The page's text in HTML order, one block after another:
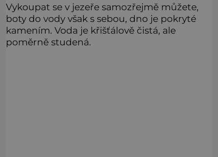
Vykoupat se v jezeře samozřejmě můžete,
boty do vody však s sebou, dno je pokryté
kamením. Voda je křišťálově čistá, ale
poměrně studená.